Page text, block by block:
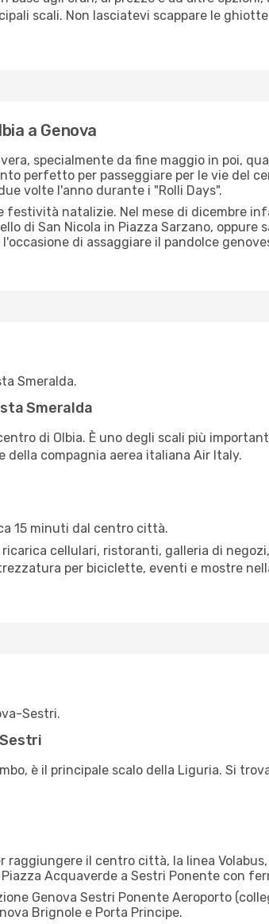
scali. Non lasciatevi scappare le
a Genova
specialmente da fine maggio in poi,
perfetto per passeggiare per le vie del
volte l'anno durante i "Rolli Days".
festività natalizie. Nel mese di dicembre
di San Nicola in Piazza Sarzano, oppure
di assaggiare il pandolce
Smeralda.
Smeralda
di Olbia. È uno degli scali più
della compagnia aerea italiana Air Italy.
15 minuti dal centro città.
cellulari, ristoranti, galleria di
per biciclette, eventi e mostre
Sestri.
è il principale scalo della Liguria. Si
raggiungere il centro città, la linea
Acquaverde a Sestri Ponente con
Genova Sestri Ponente Aeroporto
Brignole e Porta Principe.